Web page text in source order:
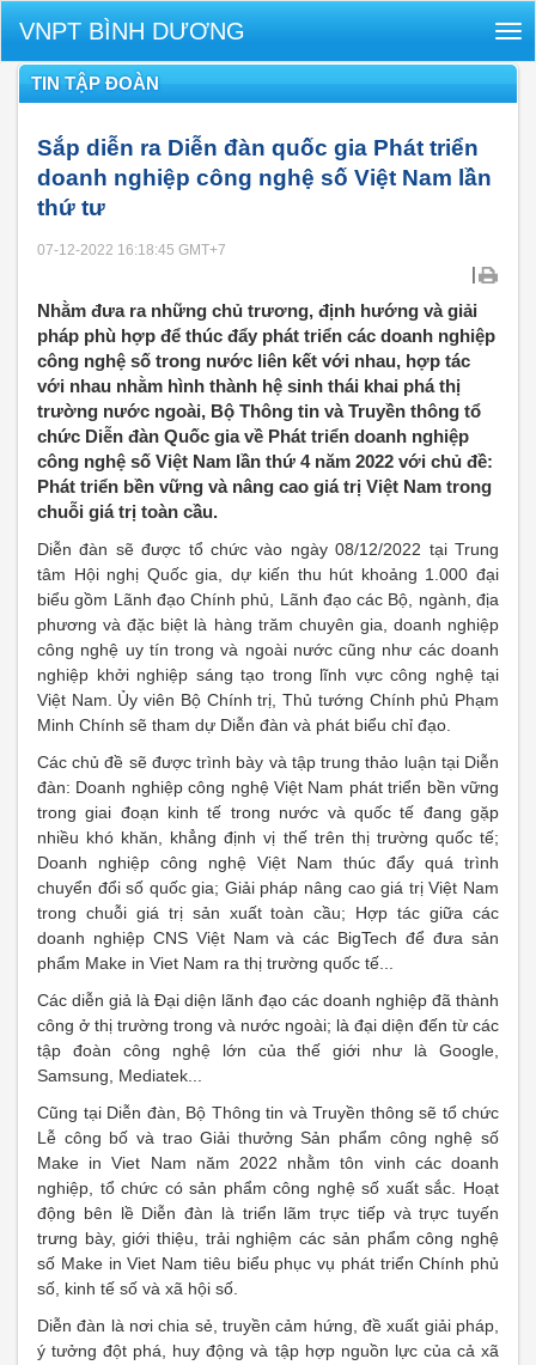
VNPT BÌNH DƯƠNG
TIN TẬP ĐOÀN
Sắp diễn ra Diễn đàn quốc gia Phát triển
doanh nghiệp công nghệ số Việt Nam lần
thứ tư
07-12-2022 16:18:45 GMT+7
|
Nhằm đưa ra những chủ trương, định hướng và giải
pháp phù hợp để thúc đẩy phát triển các doanh nghiệp
công nghệ số trong nước liên kết với nhau, hợp tác
với nhau nhằm hình thành hệ sinh thái khai phá thị
trường nước ngoài, Bộ Thông tin và Truyền thông tổ
chức Diễn đàn Quốc gia về Phát triển doanh nghiệp
công nghệ số Việt Nam lần thứ 4 năm 2022 với chủ đề:
Phát triển bền vững và nâng cao giá trị Việt Nam trong
chuỗi giá trị toàn cầu.
Diễn đàn sẽ được tổ chức vào ngày 08/12/2022 tại Trung
tâm Hội nghị Quốc gia,
dự kiến thu hút khoảng 1.000 đại
biểu gồm Lãnh đạo Chính phủ, Lãnh đạo các Bộ, ngành, địa
phương và đặc biệt là hàng trăm chuyên gia, doanh nghiệp
công nghệ uy tín trong và ngoài nước cũng như các doanh
nghiệp khởi nghiệp sáng tạo trong lĩnh vực công nghệ tại
Việt Nam. Ủy viên Bộ Chính trị, Thủ tướng Chính phủ Phạm
Minh Chính sẽ tham dự Diễn đàn và phát biểu chỉ đạo.
Các chủ đề sẽ được trình bày và tập trung thảo luận tại Diễn
đàn: Doanh nghiệp công nghệ Việt Nam phát triển bền vững
trong giai đoạn kinh tế trong nước và quốc tế đang gặp
nhiều khó khăn, khẳng định vị thế trên thị trường quốc tế;
Doanh nghiệp công nghệ Việt Nam thúc đẩy quá trình
chuyển đổi số quốc gia; Giải pháp nâng cao giá trị Việt Nam
trong chuỗi giá trị sản xuất toàn cầu; Hợp tác giữa các
doanh nghiệp CNS Việt Nam và các BigTech để đưa sản
phẩm Make in Viet Nam ra thị trường quốc tế...
Các diễn giả là Đại diện lãnh đạo các doanh nghiệp đã thành
công ở thị trường trong và nước ngoài; là đại diện đến từ các
tập đoàn công nghệ lớn của thế giới như là Google,
Samsung, Mediatek...
Cũng tại Diễn đàn, Bộ Thông tin và Truyền thông sẽ tổ chức
Lễ công bố và trao Giải thưởng Sản phẩm công nghệ số
Make in Viet Nam năm 2022 nhằm tôn vinh các doanh
nghiệp, tổ chức có sản phẩm công nghệ số xuất sắc. Hoạt
động bên lề Diễn đàn là triển lãm trực tiếp và trực tuyến
trưng bày, giới thiệu, trải nghiệm các sản phẩm công nghệ
số Make in Viet Nam tiêu biểu phục vụ phát triển Chính phủ
số, kinh tế số và xã hội số.
Diễn đàn là nơi chia sẻ, truyền cảm hứng, đề xuất giải pháp,
ý tưởng đột phá, huy động và tập hợp nguồn lực của cả xã